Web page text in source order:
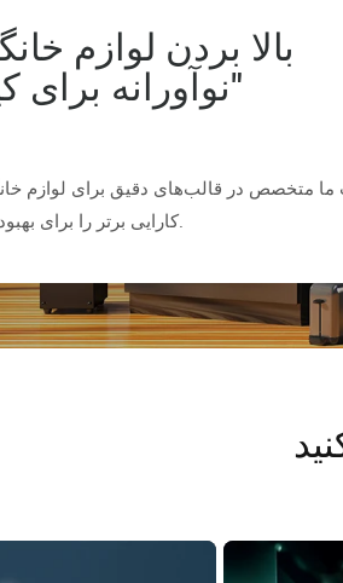
نوآورانه برای کیفیت بی نظیر"
متخصص در قالب‌های دقیق برای لوازم
کارایی برتر را برای بهبود زندگی روزمره ارائه می‌دهد.